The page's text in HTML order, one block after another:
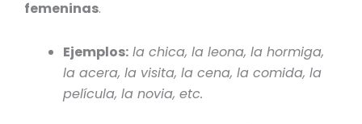
femeninas.
Ejemplos: la chica, la leona, la hormiga,
la acera, la visita, la cena, la comida, la
película, la novia, etc.